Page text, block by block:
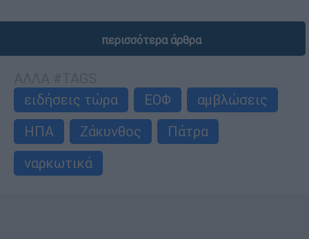
περισσότερα άρθρα
ειδήσεις τώρα
ΕΟΦ
αμβλώσεις
ΗΠΑ
Ζάκυνθος
Πάτρα
ναρκωτικά